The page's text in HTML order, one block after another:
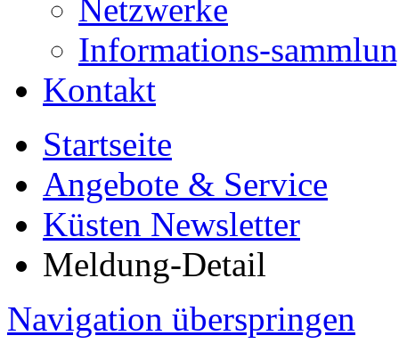
Netzwerke
Informations-
Kontakt
Startseite
Angebote & Service
Küsten Newsletter
Meldung-Detail
Navigation überspringen